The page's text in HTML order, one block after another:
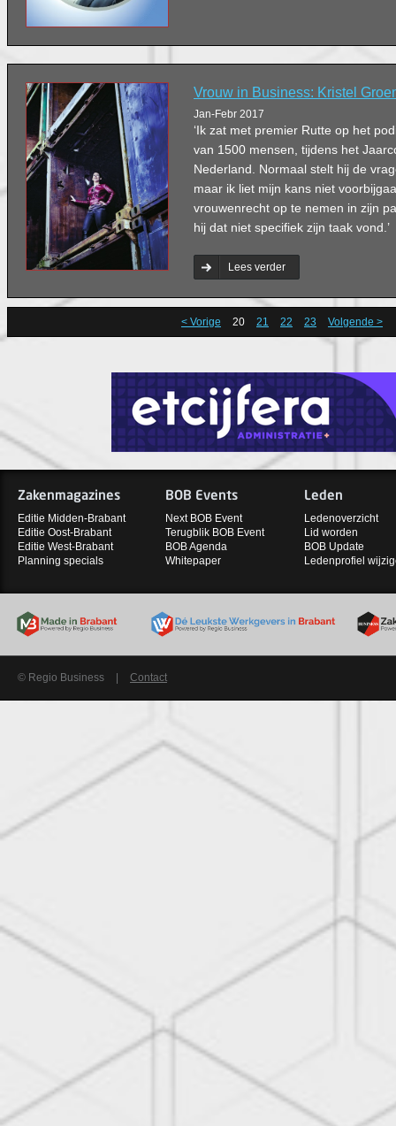
Vrouw in Business: Kristel
Jan-Febr 2017
‘Ik zat met premier Rutte op het
van 1500 mensen, tijdens het
Nederland. Normaal stelt hij de
maar ik liet mijn kans niet
vrouwenrecht op te nemen in zijn
hij dat niet specifiek zijn taak vond.’
Lees verder
< Vorige 20 21 22 23 Volgende >
Zakenmagazines
Editie Midden-Brabant
Editie Oost-Brabant
Editie West-Brabant
Planning specials
BOB Events
Next BOB Event
Terugblik BOB Event
BOB Agenda
Whitepaper
Leden
Ledenoverzicht
Lid worden
BOB Update
Ledenprofiel
© Regio Business | Contact